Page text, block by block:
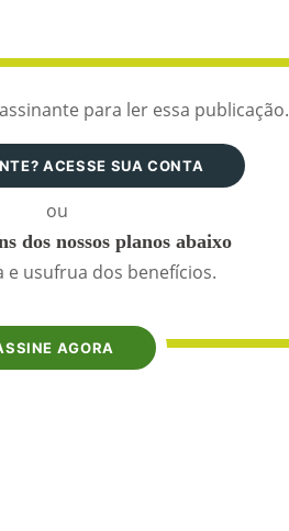
para ler essa publicação.
ACESSE SUA CONTA
ou
dos nossos planos abaixo
e usufrua dos benefícios.
AGORA